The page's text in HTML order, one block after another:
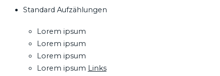
Standard Aufzählungen
Lorem ipsum
Lorem ipsum
Lorem ipsum
Lorem ipsum Links